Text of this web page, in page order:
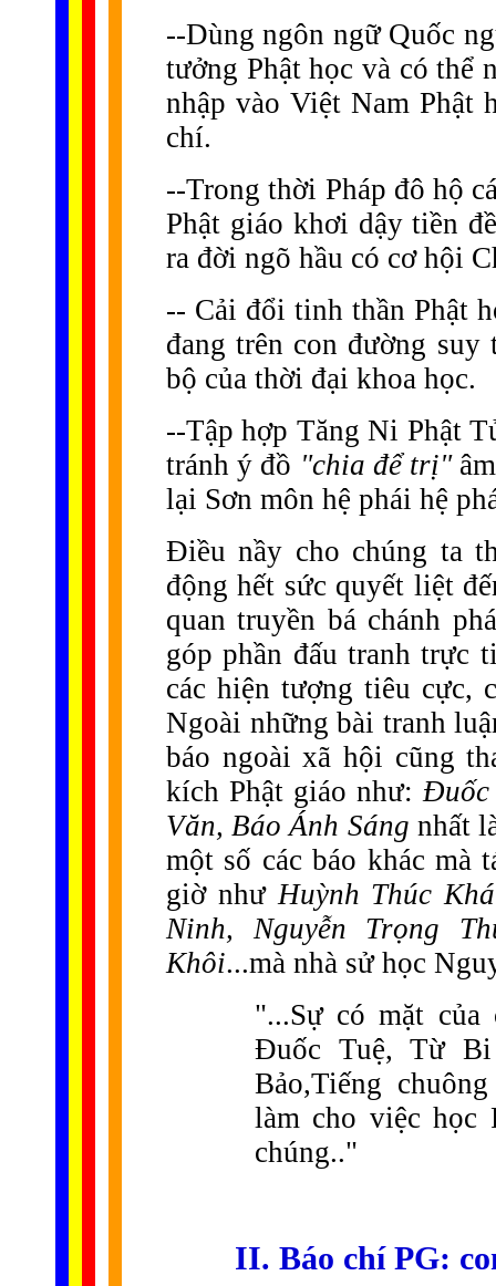
--Dùng ngôn ngữ Quốc
tưởng Phật học và có thể
nhập vào Việt Nam Phật
chí.
--Trong thời Pháp đô hộ
Phật giáo khơi dậy tiền
ra đời ngõ hầu có cơ hội
-- Cải đổi tinh thần Phật
đang trên con đường
bộ của thời đại khoa học.
--Tập hợp Tăng Ni Phật
tránh ý đồ "chia để trị"
lại Sơn môn hệ phái hệ
Điều nầy cho chúng ta
động hết sức quyết liệt
quan truyền bá chánh
góp phần đấu tranh trực
các hiện tượng tiêu cực,
Ngoài những bài tranh
báo ngoài xã hội cũng
kích Phật giáo như:Đuốc
Văn, Báo Ánh Sáng nhất
một số các báo khác
giờ nhưHuỳnh Thúc
Ninh, Nguyễn Trọng
Khôi...mà nhà sử học
"...Sự có mặt
Đuốc Tuệ, Từ Bi
Bảo,Tiếng
làm cho việc học
chúng.."
II. Báo chí PG: